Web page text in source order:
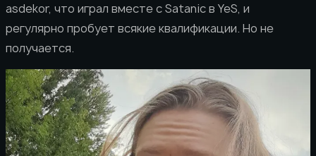
asdekor, что играл вместе с Satanic в YeS, и
регулярно пробует всякие квалификации. Но не
получается.